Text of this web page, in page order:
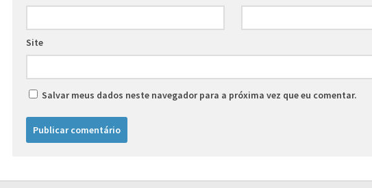
Site
Salvar meus dados neste navegador para a próxima vez que eu comentar.